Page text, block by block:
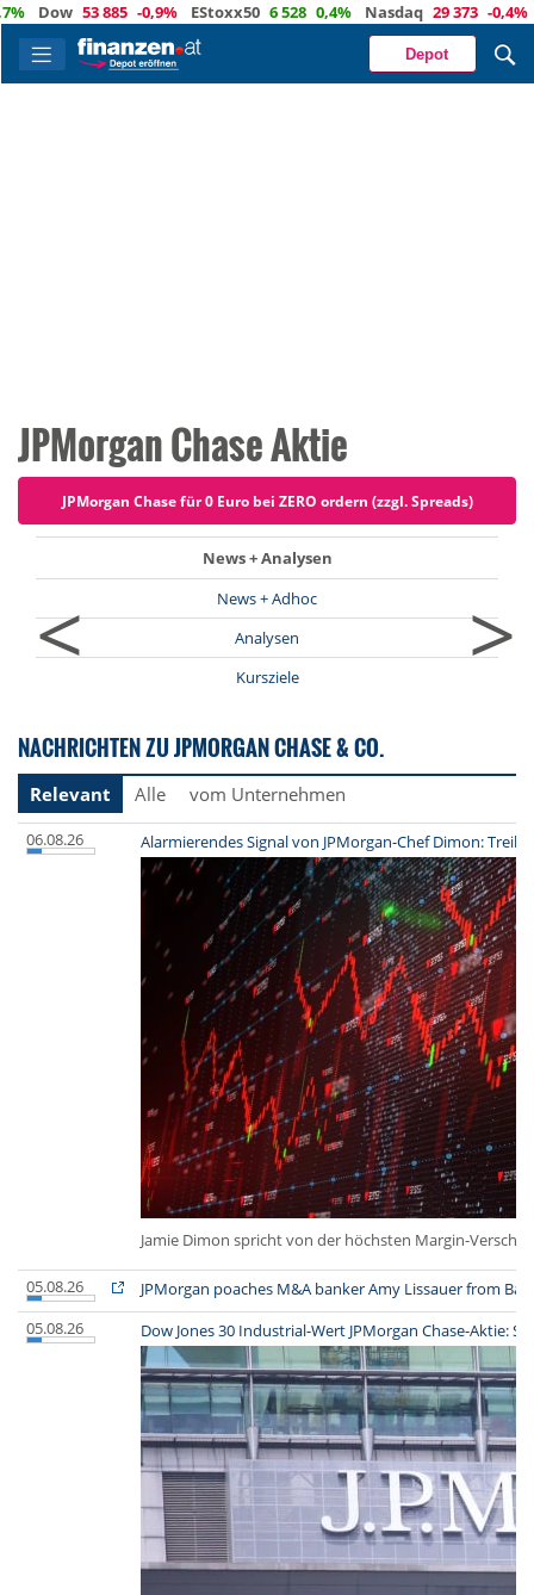
-0,9% EStoxx50 6 528 0,4% Nasdaq 29 373 -0,4% Öl 82,8
Depot
JPMorgan Chase Aktie
JPMorgan Chase für 0 Euro bei ZERO ordern (zzgl. Spreads)
<
News + Analysen
News + Adhoc
Analysen
Kursziele
>
NACHRICHTEN ZU JPMORGAN CHASE & CO.
Relevant Alle vom Unternehmen
06.08.26 Alarmierendes Signal von JPMorgan-Chef Dimon:
Jamie Dimon spricht von der höchsten Margin-
05.08.26
JPMorgan poaches M&A banker Amy Lissauer from
05.08.26
Dow Jones 30 Industrial-Wert JPMorgan Chase-Aktie: